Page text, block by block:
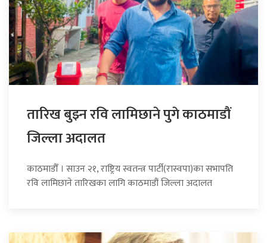
तारिख बुझ्न रवि लामिछाने पुगे काठमाडौं
जिल्ला अदालत
काठमाडौँ । साउन २१, राष्ट्रिय स्वतन्त्र पार्टी(रास्वपा)का सभापति
रवि लामिछाने तारिखका लागि काठमाडौं जिल्ला अदालत